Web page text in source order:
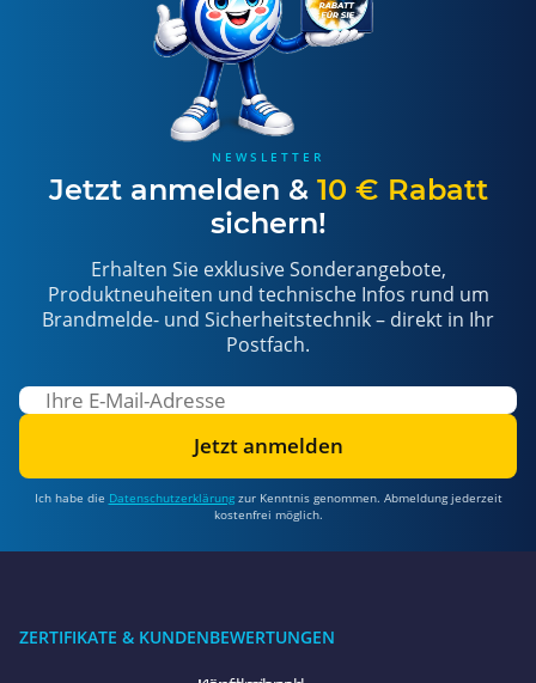
NEWSLETTER
Jetzt anmelden & 10 € Rabatt
sichern!
Erhalten Sie exklusive Sonderangebote,
Produktneuheiten und technische Infos rund um
Brandmelde- und Sicherheitstechnik – direkt in Ihr
Postfach.
Jetzt anmelden
Ich habe die Datenschutzerklärungzur Kenntnis genommen. Abmeldung jederzeit
kostenfrei möglich.
ZERTIFIKATE & KUNDENBEWERTUNGEN